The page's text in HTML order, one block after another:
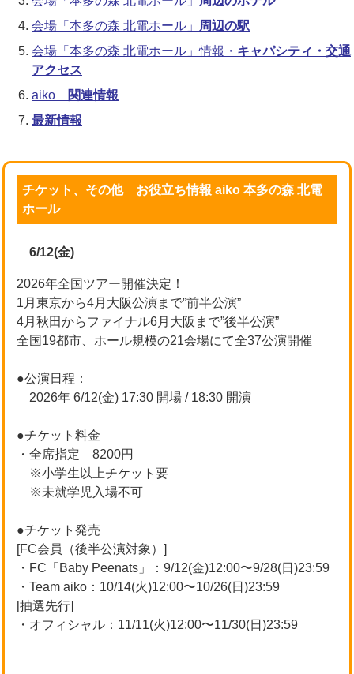
会場「本多の森 北電ホール」
周辺の駅
会場「本多の森 北電ホール」情報・ キャパシティ・交通
アクセス
aiko
関連情報
最新情報
チケット、その他 お役立ち情報 aiko 本多の森 北電
ホール
6/12(金)
2026年全国ツアー開催決定！
1月東京から4月大阪公演まで”前半公演”
4月秋田からファイナル6月大阪まで”後半公演”
全国19都市、ホール規模の21会場にて全37公演開催
●公演日程：
2026年 6/12(金) 17:30 開場 / 18:30 開演
●チケット料金
・全席指定 8200円
※小学生以上チケット要
※未就学児入場不可
●チケット発売
[FC会員（後半公演対象）]
・FC「Baby Peenats」：9/12(金)12:00〜9/28(日)23:59
・Team aiko：10/14(火)12:00〜10/26(日)23:59
[抽選先行]
・オフィシャル：11/11(火)12:00〜11/30(日)23:59